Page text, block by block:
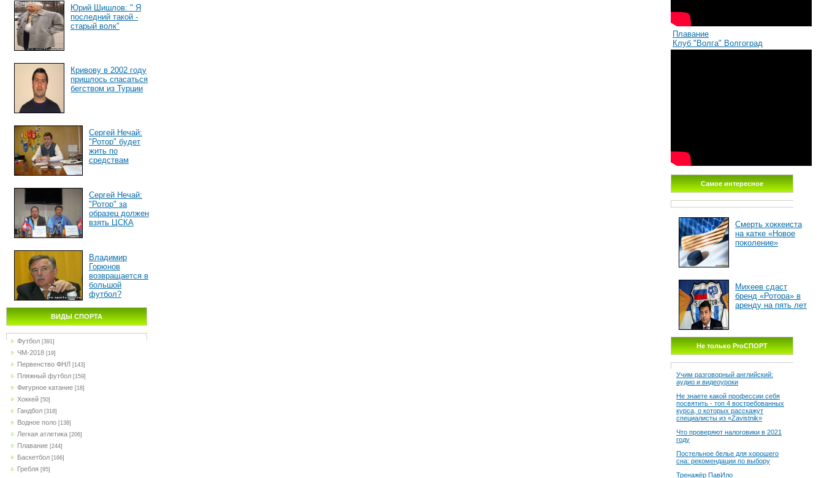
Юрий Шишлов: " Я
последний такой -
старый волк"
Кривову в 2002 году
пришлось спасаться
бегством из Турции
Сергей Нечай:
"Ротор" будет
жить по
средствам
Сергей Нечай:
"Ротор" за
образец должен
взять ЦСКА
Владимир
Горюнов
возвращается в
большой
футбол?
ВИДЫ СПОРТА
Футбол [391]
ЧМ-2018 [19]
Первенство ФНЛ [143]
Пляжный футбол [159]
Фигурное катание [18]
Хоккей [50]
Гандбол [318]
Водное поло [138]
Легкая атлетика [206]
Плавание [244]
Баскетбол [166]
Гребля [95]
Плавание
Клуб "Волга" Волгоград
Самое интересное
Смерть хоккеиста
на катке «Новое
поколение»
Михеев сдаст
бренд «Ротора» в
аренду на пять лет
Не только ProСПОРТ
Учим разговорный английский:
аудио и видеоуроки
Не знаете какой профессии себя
посвятить - топ 4 востребованных
курса, о которых расскажут
специалисты из «Zavistnik»
Что проверяют налоговики в 2021
году
Постельное белье для хорошего
сна: рекомендации по выбору
Тренажёр ПавИло